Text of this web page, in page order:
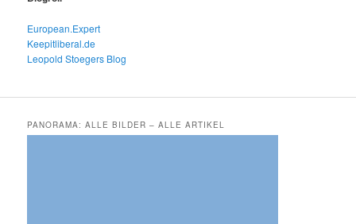
European.Expert
Keepitliberal.de
Leopold Stoegers Blog
PANORAMA: ALLE BILDER – ALLE ARTIKEL